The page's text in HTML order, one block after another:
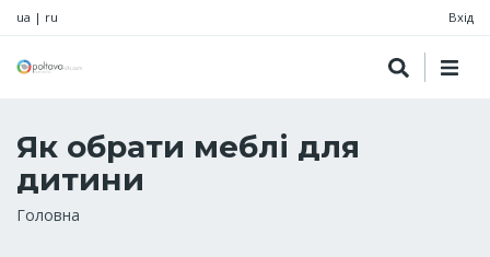
ua | ru Вхід
Як обрати меблі для
дитини
Рядок
Головна